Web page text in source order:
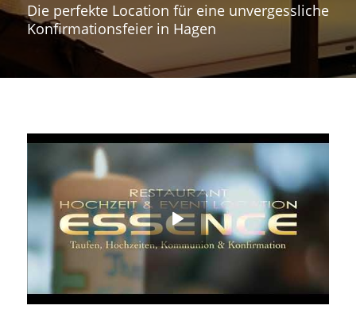
Die perfekte Location für eine unvergessliche
Konfirmationsfeier in Hagen